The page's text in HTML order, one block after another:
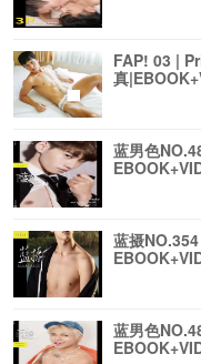
FAP! 03 |
真
蓝男色
蓝摄
蓝男色